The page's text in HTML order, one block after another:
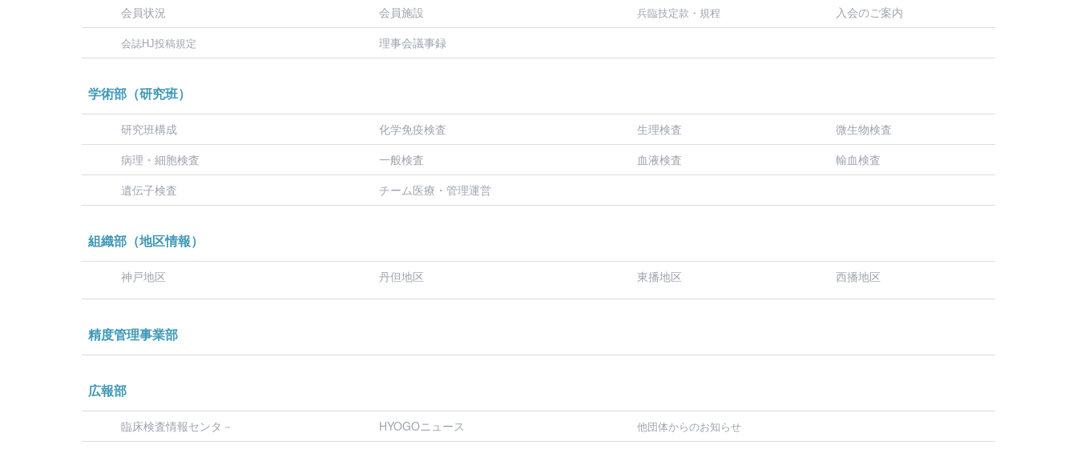
会員状況 会員施設 兵臨技定款・規程 入会のご案内
会誌HJ投稿規定 理事会議事録
学術部（研究班）
研究班構成 化学免疫検査 生理検査
微生物検査
病理・細胞検査
一般検査 血液検査
輸血検査
遺伝子検査
チーム医療・管理運営
組織部（地区情報）
神戸地区 丹但地区 東播地区 西播地区
精度管理事業部
広報部
臨床検査情報センタ－ HYOGOニュース 他団体からのお知らせ